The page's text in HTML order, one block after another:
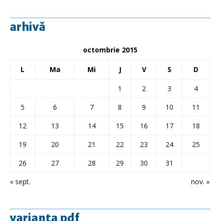
arhivă
octombrie 2015
L Ma Mi J V S D
« sept. nov. »
1 2 3
4
5
6 7 8 9 10
11
12
13 14 15 16 17
18
19
20 21 22 23 24
25
26
27 28 29 30 31
varianta pdf